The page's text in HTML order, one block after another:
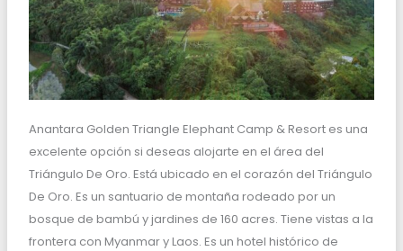
Anantara Golden Triangle Elephant Camp & Resort es una
excelente opción si deseas alojarte en el área del
Triángulo De Oro. Está ubicado en el corazón del Triángulo
De Oro. Es un santuario de montaña rodeado por un
bosque de bambú y jardines de 160 acres. Tiene vistas a la
frontera con Myanmar y Laos. Es un hotel histórico de